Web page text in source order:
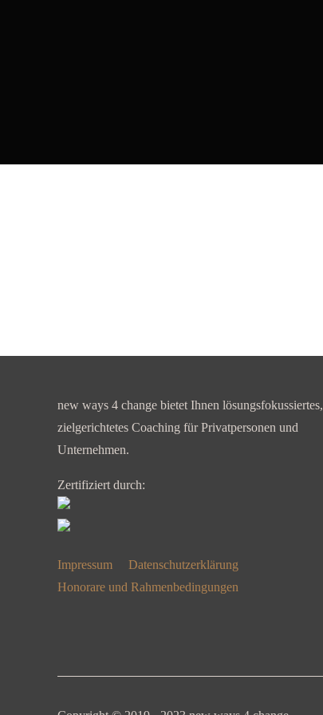
new ways 4 change bietet Ihnen lösungsfokussiertes,
zielgerichtetes Coaching für Privatpersonen und
Unternehmen.
Zertifiziert durch:
Impressum
Datenschutzerklärung
Honorare und Rahmenbedingungen